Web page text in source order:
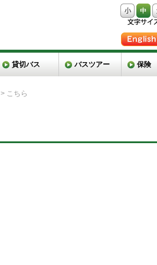
貸切バス バスツアー 保険
> こちら